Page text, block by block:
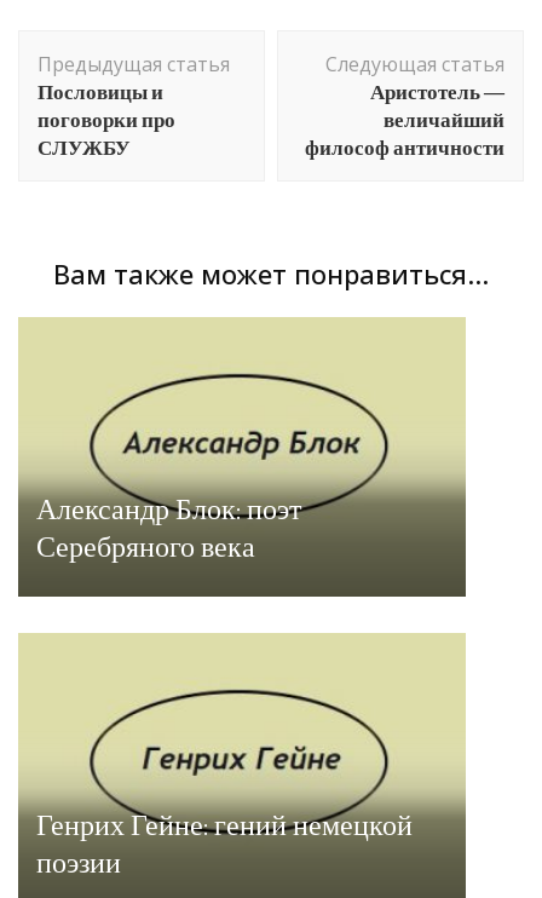
по
записям
Предыдущая статья
Пословицы и
поговорки про
СЛУЖБУ
Следующая статья
Аристотель —
величайший
философ античности
Вам также может понравиться...
Александр Блок: поэт
Серебряного века
Генрих Гейне: гений немецкой
поэзии